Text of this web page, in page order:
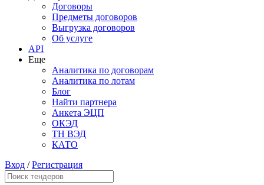
Договоры
Предметы договоров
Выгрузка договоров
Об услуге
API
Еще
Аналитика по договорам
Аналитика по лотам
Блог
Найти партнера
Анкета ЭЦП
ОКЭД
ТН ВЭД
КАТО
Вход /Регистрация